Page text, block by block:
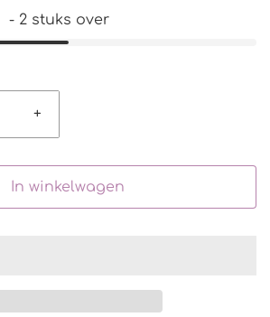
- 2 stuks over
+
In winkelwagen